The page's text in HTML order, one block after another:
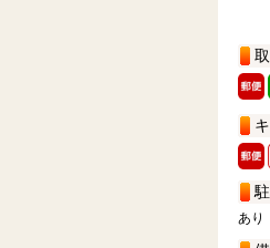
あり